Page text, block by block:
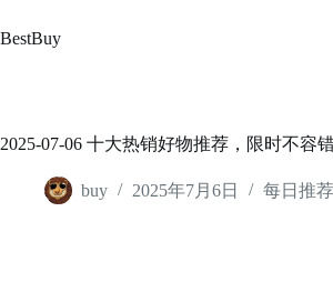
至
BestBuy
2025-07-06 十大热销好物推荐，限时不容
buy 2025年7月6日 每日推荐